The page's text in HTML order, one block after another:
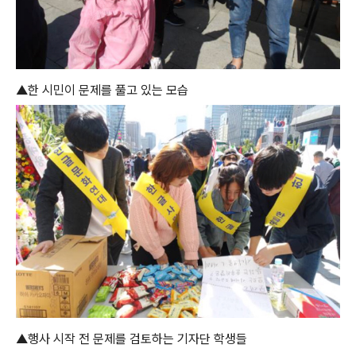
▲한 시민이 문제를 풀고 있는 모습
▲행사 시작 전 문제를 검토하는 기자단 학생들